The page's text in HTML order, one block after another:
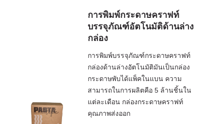
การพิมพ์กระดาษคราฟท์
บรรจุภัณฑ์อัตโนมัติด้านล่าง
กล่อง
การพิมพ์บรรจุภัณฑ์กระดาษคราฟท์
กล่องด้านล่างอัตโนมัติมันเป็นกล่อง
กระดาษพับได้แพ็คในแบน ความ
สามารถในการผลิตคือ 5 ล้านชิ้นใน
แต่ละเดือน กล่องกระดาษคราฟท์
คุณภาพส่งออก